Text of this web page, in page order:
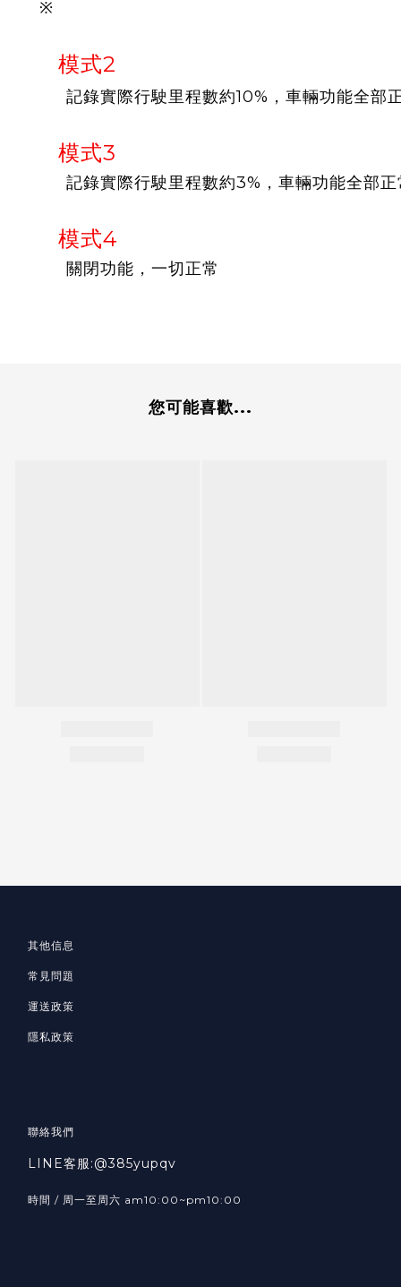
※
模式2
記錄實際行駛里程數約10%，車輛功能全部
模式3
記錄實際行駛里程數約3%，車輛功能全部正
模式4
關閉功能，一切正常
您可能喜歡...
其他信息
常見問題
運送政策
隱私政策
聯絡我們
LINE客服:@385yupqv
時間 / 周一至周六 am10:00~pm10:00